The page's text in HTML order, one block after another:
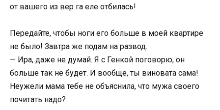
от вашего из вер га еле отбилась!
Передайте, чтобы ноги его больше в моей квартире
не было! Завтра же подам на развод.
— Ира, даже не думай. Я с Генкой поговорю, он
больше так не будет. И вообще, ты виновата сама!
Неужели мама тебе не объяснила, что мужа своего
почитать надо?